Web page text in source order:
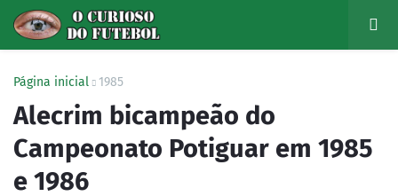
Página inicial 1985
Alecrim bicampeão do
Campeonato Potiguar em 1985
e 1986